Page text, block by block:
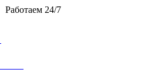
Работаем 24/7